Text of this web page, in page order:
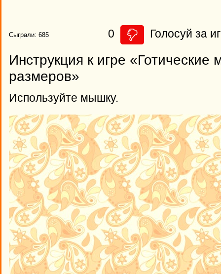
Сыграли: 685 0 Голосуй за
Инструкция к игре
размеров»
Используйте мышку.